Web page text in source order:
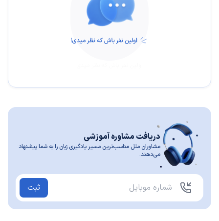
دریافت مشاوره آموزشی
مشاوران ملل مناسب‌ترین مسیر یادگیری زبان را به شما پیشنهاد
می‌دهند.
ثبت